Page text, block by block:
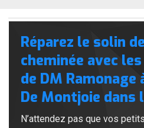
Réparez le solin
cheminée avec
de DM Ramonage
De Montjoie dans
N’attendez pas que vos